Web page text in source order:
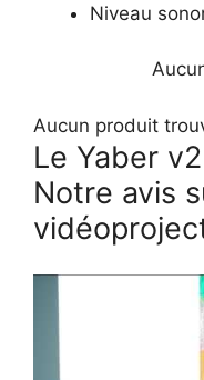
Niveau
Aucun produit
Le Yaber
Notre avis